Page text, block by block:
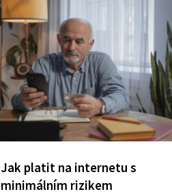
Jak platit na internetu s
minimálním rizikem